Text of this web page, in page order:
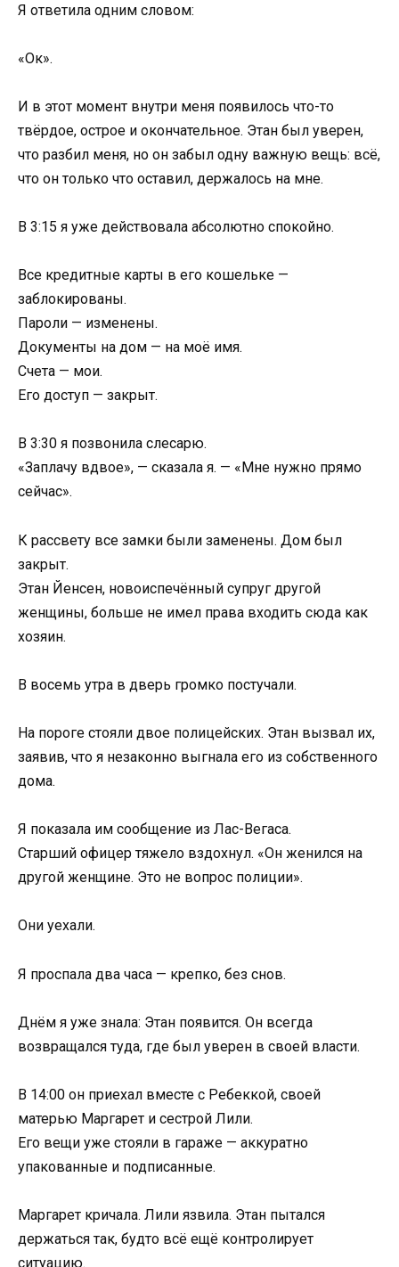
Я ответила одним словом:
«Ок».
И в этот момент внутри меня появилось что-то
твёрдое, острое и окончательное. Этан был уверен,
что разбил меня, но он забыл одну важную вещь: всё,
что он только что оставил, держалось на мне.
В 3:15 я уже действовала абсолютно спокойно.
Все кредитные карты в его кошельке —
заблокированы.
Пароли — изменены.
Документы на дом — на моё имя.
Счета — мои.
Его доступ — закрыт.
В 3:30 я позвонила слесарю.
«Заплачу вдвое», — сказала я. — «Мне нужно прямо
сейчас».
К рассвету все замки были заменены. Дом был
закрыт.
Этан Йенсен, новоиспечённый супруг другой
женщины, больше не имел права входить сюда как
хозяин.
В восемь утра в дверь громко постучали.
На пороге стояли двое полицейских. Этан вызвал их,
заявив, что я незаконно выгнала его из собственного
дома.
Я показала им сообщение из Лас-Вегаса.
Старший офицер тяжело вздохнул. «Он женился на
другой женщине. Это не вопрос полиции».
Они уехали.
Я проспала два часа — крепко, без снов.
Днём я уже знала: Этан появится. Он всегда
возвращался туда, где был уверен в своей власти.
В 14:00 он приехал вместе с Ребеккой, своей
матерью Маргарет и сестрой Лили.
Его вещи уже стояли в гараже — аккуратно
упакованные и подписанные.
Маргарет кричала. Лили язвила. Этан пытался
держаться так, будто всё ещё контролирует
ситуацию.